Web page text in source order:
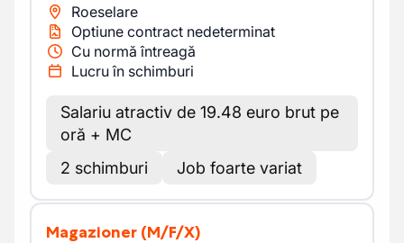
Roeselare
Optiune contract nedeterminat
Cu normă întreagă
Lucru în schimburi
Salariu atractiv de 19.48 euro brut pe
oră + MC
2 schimburi
Job foarte variat
Magazioner (M/F/X)